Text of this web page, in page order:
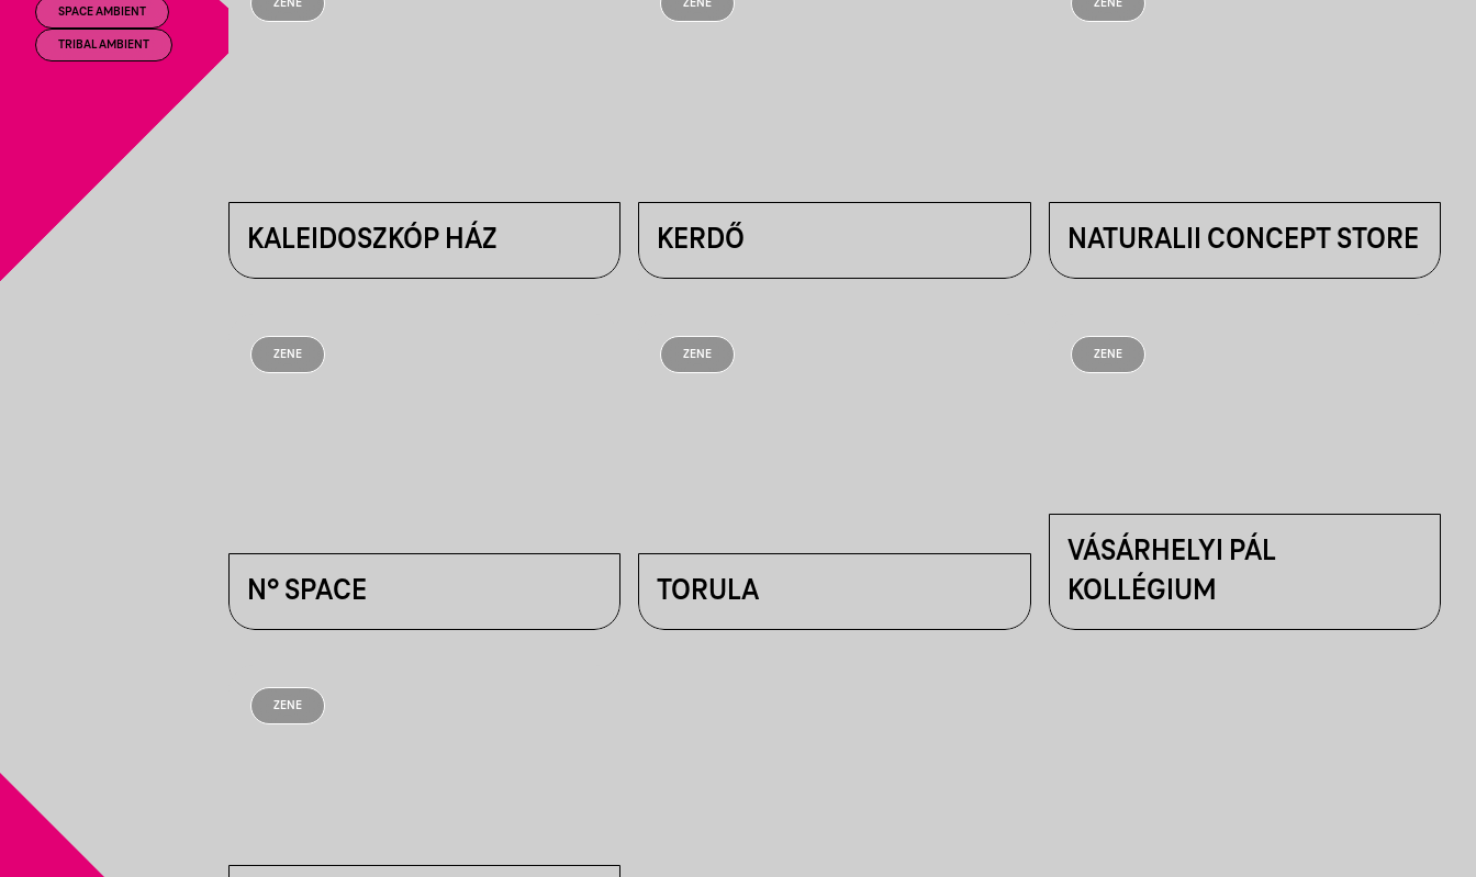
SPACE AMBIENT
TRIBAL AMBIENT
ZENE
KALEIDOSZKÓP HÁZ
ZENE
KERDŐ
ZENE
NATURALII CONCEPT STORE
ZENE
N° SPACE
ZENE
TORULA
ZENE
VÁSÁRHELYI PÁL
KOLLÉGIUM
ZENE